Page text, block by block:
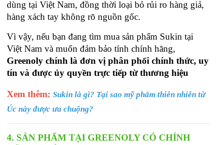
dùng tại Việt Nam, đồng thời loại bỏ rủi ro hàng giả,
hàng xách tay không rõ nguồn gốc.
Vì vậy, nếu bạn đang tìm mua sản phẩm Sukin tại
Greenoly chính là đơn vị phân phối chính thức, uy
tín và được ủy quyền trực tiếp từ thương hiệu
Xem thêm: Sukin là gì? Tại sao mỹ phẩm thiên nhiên từ
Úc này được ưa chuộng?
4. SẢN PHẨM TẠI GREENOLY CÓ CHÍNH